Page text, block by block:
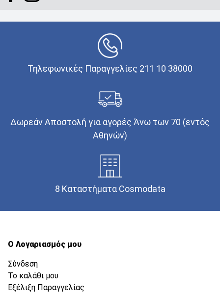
Τηλεφωνικές Παραγγελίες 211 10 38000
Δωρεάν Αποστολή για αγορές Άνω των 70 (εντός
Αθηνών)
8 Καταστήματα Cosmodata
Ο Λογαριασμός μου
Σύνδεση
Το καλάθι μου
Εξέλιξη Παραγγελίας